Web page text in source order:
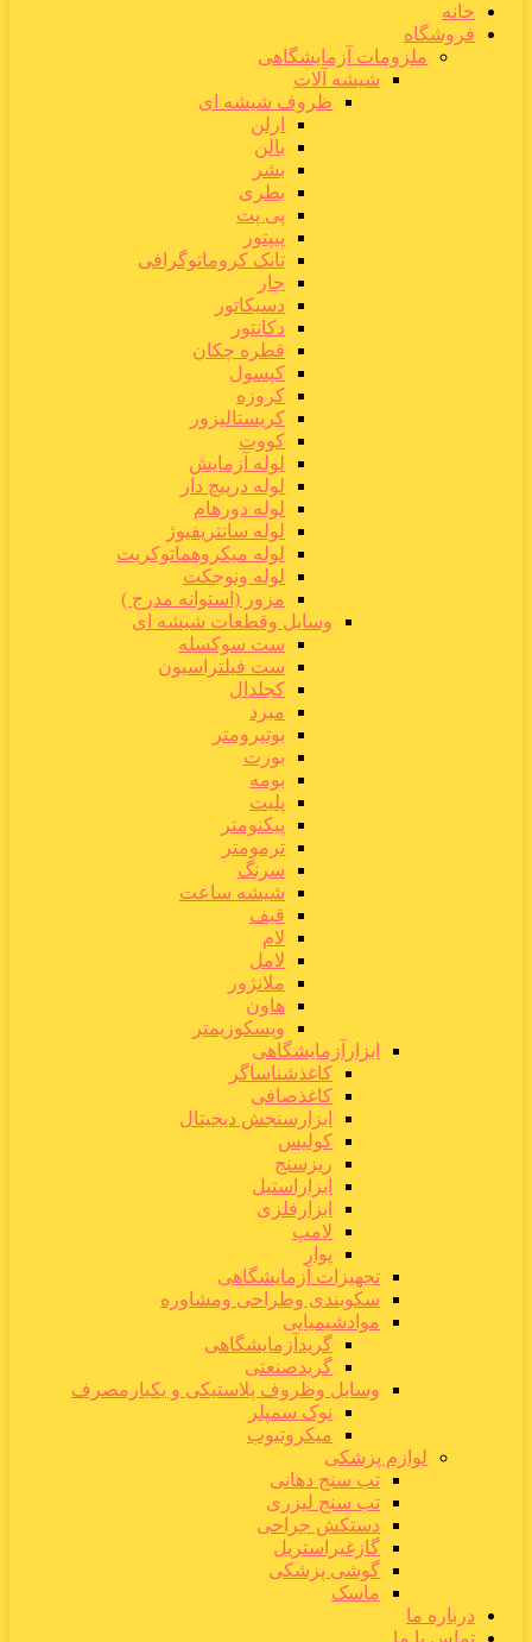
خانه
فروشگاه
ملزومات آزمایشگاهی
شیشه آلات
ظروف شیشه ای
ارلن
بالن
بشر
بطری
پی پت
پیپتور
تانک کروماتوگرافی
جار
دسیکاتور
دکانتور
قطره چکان
کپسول
کروزه
کریستالیزور
کووت
لوله آزمایش
لوله درپیچ دار
لوله دورهام
لوله سانتریفیوژ
لوله میکروهماتوکریت
لوله ونوجکت
مزور (استوانه مدرج )
وسایل وقطعات شیشه ای
ست سوکسله
ست فیلتراسیون
کجلدال
مبرد
بوتیرومتر
بورت
بومه
پلیت
پیکنومتر
ترمومتر
سرنگ
شیشه ساعت
قیف
لام
لامل
ملانژور
هاون
ویسکوزیمتر
ابزارآزمایشگاهی
کاغذشناساگر
کاغذصافی
ابزارسنجش دیجیتال
کولیس
ریزسنج
ابزاراستیل
ابزارفلزی
لامپ
پوار
تجهیزات آزمایشگاهی
سکوبندی وطراحی ومشاوره
موادشیمیایی
گریدآزمایشگاهی
گریدصنعتی
وسایل وظروف پلاستیکی و یکبارمصرف
نوک سمپلر
میکروتیوب
لوازم پزشکی
تب سنج دهانی
تب سنج لیزری
دستکش جراحی
گازغیراستریل
گوشی پزشکی
ماسک
درباره ما
تماس با ما